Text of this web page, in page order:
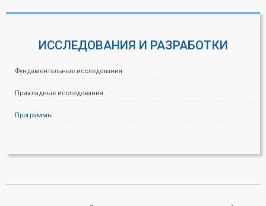
ИССЛЕДОВАНИЯ И РАЗРАБОТКИ
Фундаментальные исследования
Прикладные исследования
Программы